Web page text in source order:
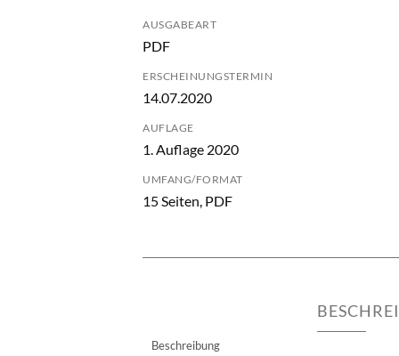
AUSGABEART
PDF
ERSCHEINUNGSTERMIN
14.07.2020
AUFLAGE
1. Auflage 2020
UMFANG/FORMAT
15 Seiten, PDF
Beschreibung